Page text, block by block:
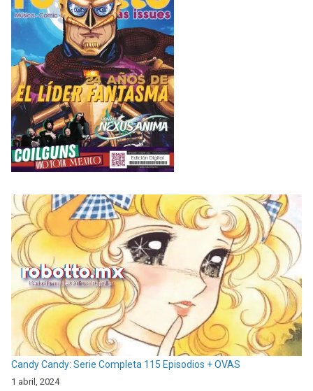
Candy Candy: Serie Completa 115 Episodios + OVAS
1 abril, 2024